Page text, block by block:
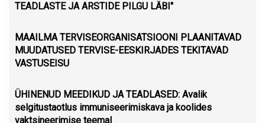
TEADLASTE JA ARSTIDE PILGU LÄBI"
MAAILMA TERVISEORGANISATSIOONI PLAANITAVAD
MUUDATUSED TERVISE-EESKIRJADES TEKITAVAD
VASTUSEISU
ÜHINENUD MEEDIKUD JA TEADLASED: Avalik
selgitustaotlus immuniseerimiskava ja koolides
vaktsineerimise teemal